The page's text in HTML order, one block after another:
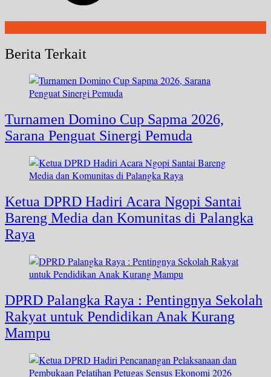
Berita Terkait
Turnamen Domino Cup Sapma 2026,
Sarana Penguat Sinergi Pemuda
Ketua DPRD Hadiri Acara Ngopi Santai
Bareng Media dan Komunitas di Palangka
Raya
DPRD Palangka Raya : Pentingnya Sekolah
Rakyat untuk Pendidikan Anak Kurang
Mampu